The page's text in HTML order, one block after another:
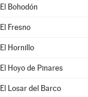
El Bohodón
El Fresno
El Hornillo
El Hoyo de Pinares
El Losar del Barco